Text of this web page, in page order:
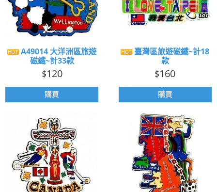
A49014 大洋洲區旅遊
磁鐵~計33款
$120
購買
臺灣區旅遊磁鐵~計18
款
$160
購買